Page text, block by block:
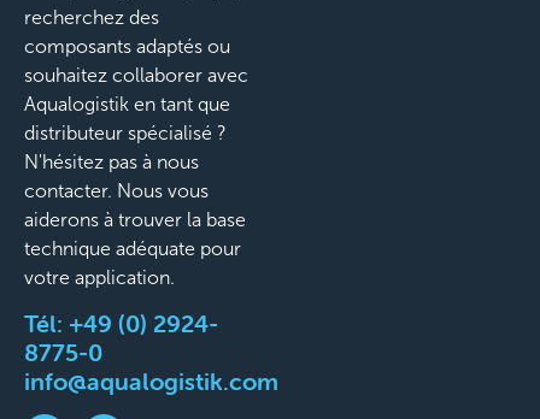
recherchez des
composants adaptés ou
souhaitez collaborer avec
Aqualogistik en tant que
distributeur spécialisé ?
N'hésitez pas à nous
contacter. Nous vous
aiderons à trouver la base
technique adéquate pour
votre application.
Tél: +49 (0) 2924-
8775-0
info@aqualogistik.com